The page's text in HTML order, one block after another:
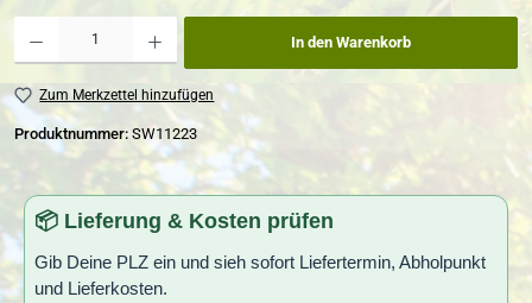
Produkt Anzahl: Gib den gewünschten Wert ein oder benutze die Schaltflächen um die Anzahl zu
In den Warenkorb
Zum Merkzettel hinzufügen
Produktnummer: SW11223
📦 Lieferung & Kosten prüfen
Gib Deine PLZ ein und sieh sofort Liefertermin, Abholpunkt
und Lieferkosten.